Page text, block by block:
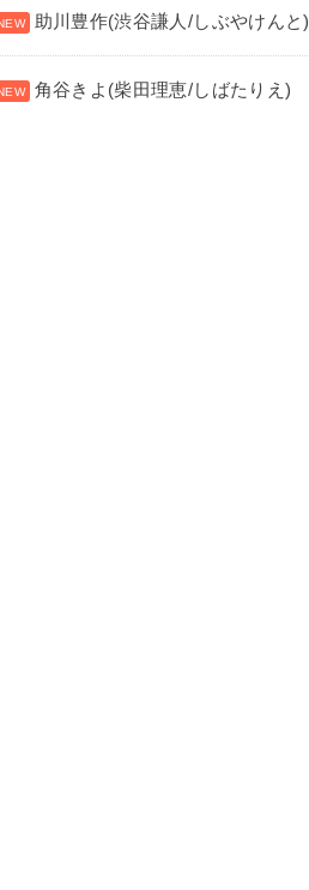
助川豊作(渋谷謙人/しぶやけんと)
角谷きよ(柴田理恵/しばたりえ)